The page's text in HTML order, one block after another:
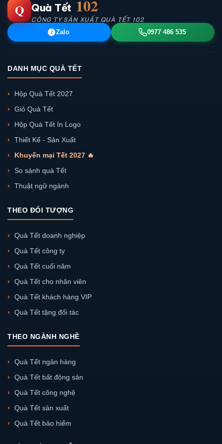
Q Quà Tết 102
CÔNG TY SẢN XUẤT QUÀ TẾT 102
Z Zalo 0977 486 535
DANH MỤC QUÀ TẾT
Hộp Quà Tết 2027
Giỏ Quà Tết
Hộp Quà Tết In Logo
Thiết Kế - Sản Xuất
Khuyến mại Tết 2027 🔥
So sánh quà Tết
Thuật ngữ ngành
THEO ĐỐI TƯỢNG
Quà Tết doanh nghiệp
Quà Tết công ty
Quà Tết cuối năm
Quà Tết cho nhân viên
Quà Tết khách hàng VIP
Quà Tết tặng đối tác
THEO NGÀNH NGHỀ
Quà Tết ngân hàng
Quà Tết bất động sản
Quà Tết công nghệ
Quà Tết sản xuất
Quà Tết bảo hiểm